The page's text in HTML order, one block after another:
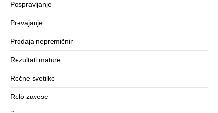
Pospravljanje
Prevajanje
Prodaja nepremičnin
Rezultati mature
Ročne svetilke
Rolo zavese